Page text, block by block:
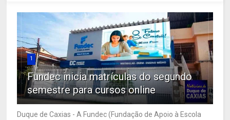
1
Fundec inicia matrículas do segundo
semestre para cursos online
Duque de Caxias - A Fundec (Fundação de Apoio à Escola